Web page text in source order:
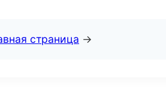
страница →